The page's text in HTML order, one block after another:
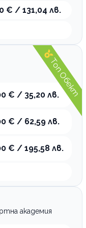
€ / 131,04 лв.
€ / 35,20 лв.
€ / 62,59 лв.
€ / 195,58 лв.
Топ Обект
академия